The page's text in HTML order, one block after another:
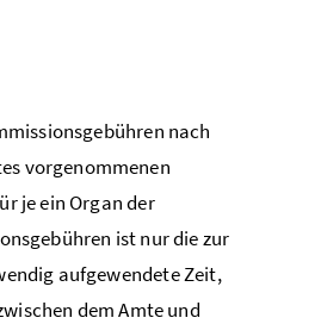
nach
vorgenommenen
je ein Organ der
ist nur die zur
aufgewendete Zeit,
dem Amte und